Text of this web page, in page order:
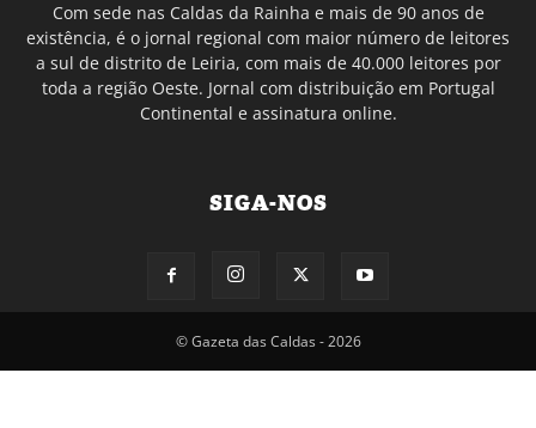
Com sede nas Caldas da Rainha e mais de 90 anos de
existência, é o jornal regional com maior número de leitores
a sul de distrito de Leiria, com mais de 40.000 leitores por
toda a região Oeste. Jornal com distribuição em Portugal
Continental e assinatura online.
SIGA-NOS
© Gazeta das Caldas - 2026